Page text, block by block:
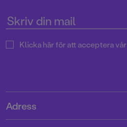
Klicka här för att acceptera vår
Adress